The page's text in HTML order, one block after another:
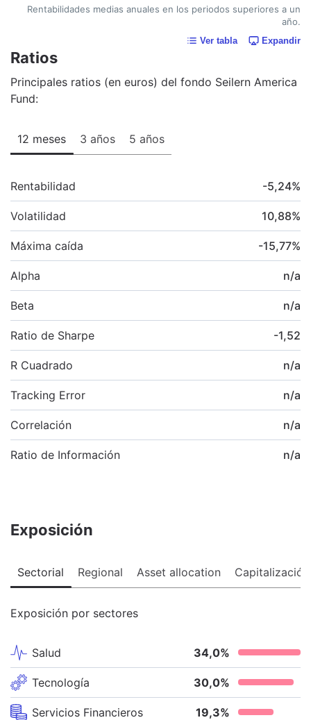
Rentabilidades medias anuales en los periodos superiores a un
año.
Ver tabla Expandir
Ratios
Principales ratios (en euros) del fondo Seilern America
Fund:
12 meses 3 años 5 años
Rentabilidad -5,24%
Volatilidad 10,88%
Máxima caída -15,77%
Alpha n/a
Beta n/a
Ratio de Sharpe -1,52
R Cuadrado n/a
Tracking Error n/a
Correlación n/a
Ratio de Información n/a
Exposición
Sectorial Regional Asset allocation Capitalización
Exposición por sectores
Salud 34,0%
Tecnología 30,0%
Servicios Financieros 19,3%